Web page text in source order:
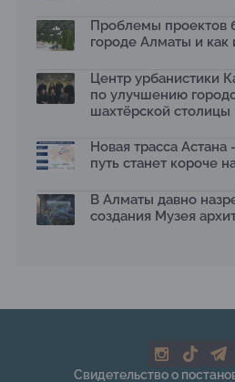
2026 принимает заявки до 31
13.07.2026
темой новой выставки в
13.07.2026
Қазақстан»: воспитанники
отходам
08.07.2026
Ко Дню столицы в Нуре
общественных пространств
06.07.2026
МЧС усилило мониторинг рек и
На общественных слушаниях
Проблемы проектов
городе Алматы и
Центр урбанистики
по улучшению
шахтёрской столицы
Новая трасса
путь станет короче
В Алматы давно
создания Музея
Свидетельство о